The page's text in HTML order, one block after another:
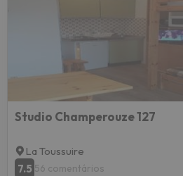
Studio Champerouze 127
La Toussuire
7.5 56 comentários